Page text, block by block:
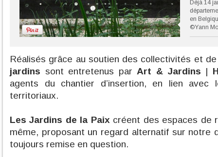
Déjà 14
en
©Yann
Réalisés grâce au soutien des collectivités et
jardins sont entretenus par Art & Jardins |
agents du chantier d’insertion, en lien avec
territoriaux.
Les Jardins de la Paix créent des espaces de
même, proposant un regard alternatif sur notre
toujours remise en question.